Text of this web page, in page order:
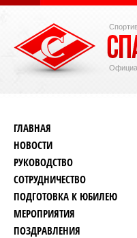
ГЛАВНАЯ
НОВОСТИ
РУКОВОДСТВО
СОТРУДНИЧЕСТВО
ПОДГОТОВКА К ЮБИЛЕЮ
МЕРОПРИЯТИЯ
ПОЗДРАВЛЕНИЯ